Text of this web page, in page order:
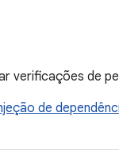
verificações de
de